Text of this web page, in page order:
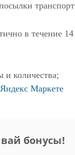
в течение
и количества;
Яндекс Маркете
бонусы!